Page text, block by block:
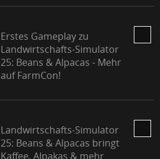
Erstes Gameplay zu
Landwirtschafts-Simulator
25: Beans & Alpacas - Mehr
auf FarmCon!
Landwirtschafts-Simulator
25: Beans & Alpacas bringt
Kaffee, Alpakas & mehr